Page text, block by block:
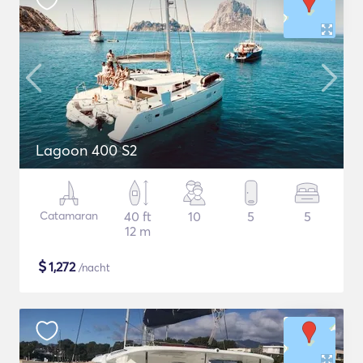
Lagoon 400 S2
Catamaran
40 ft
12 m
10 5 5
$1,272/nacht